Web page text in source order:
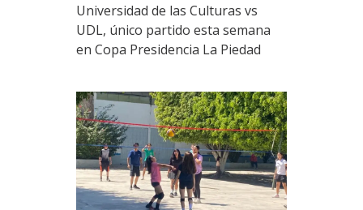
Universidad de las Culturas vs
UDL, único partido esta semana
en Copa Presidencia La Piedad